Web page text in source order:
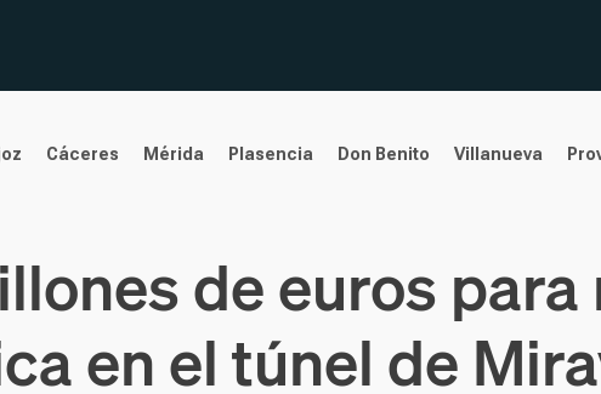
Cáceres Mérida Plasencia Don Benito Villanueva
de euros
en el túnel de